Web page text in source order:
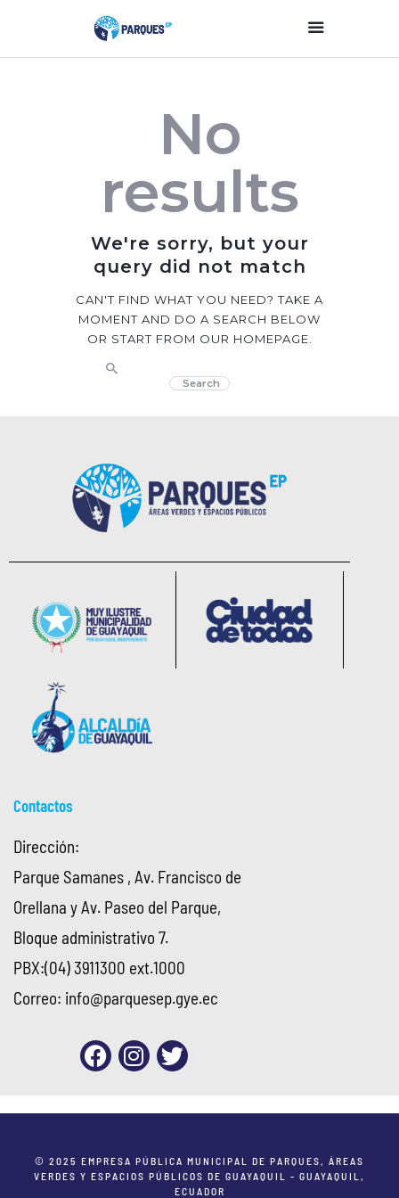
Parques Y Plazas
Participación
Ciudadana
Planificación
Transparencia
Contacto
No
results
We're sorry, but your
query did not match
CAN'T FIND WHAT YOU NEED? TAKE A
MOMENT AND DO A SEARCH BELOW
OR START FROM OUR HOMEPAGE
Contactos
Dirección:
Parque Samanes , Av. Francisco de
Orellana y Av. Paseo del Parque,
Bloque administrativo 7.
PBX:(04) 3911300 ext.1000
Correo: info@parquesep.gye.ec
© 2025 EMPRESA PÚBLICA MUNICIPAL DE PARQUES, ÁREAS
VERDES Y ESPACIOS PÚBLICOS DE GUAYAQUIL - GUAYAQUIL,
ECUADOR